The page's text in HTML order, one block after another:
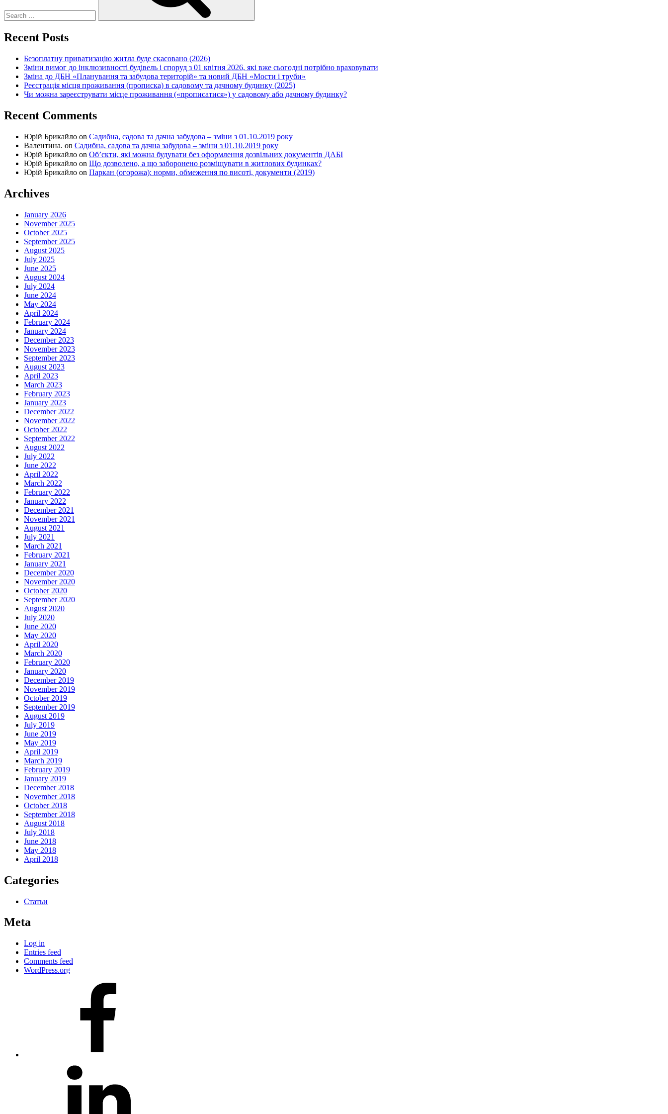
Recent Posts
Безоплатну приватизацію житла буде скасовано (2026)
Зміни вимог до інклюзивності будівель і споруд з 01 квітня 2026, які вже сьогодні потрібно враховувати
Зміна до ДБН «Планування та забудова територій» та новий ДБН «Мости і труби»
Реєстрація місця проживання (прописка) в садовому та дачному будинку (2025)
Чи можна зареєструвати місце проживання («прописатися») у садовому або дачному будинку?
Recent Comments
Юрій Брикайло on Садибна, садова та дачна забудова – зміни з 01.10.2019 року
Валентина. on Садибна, садова та дачна забудова – зміни з 01.10.2019 року
Юрій Брикайло on Об’єкти, які можна будувати без оформлення дозвільних документів ДАБІ
Юрій Брикайло on Що дозволено, а що заборонено розміщувати в житлових будинках?
Юрій Брикайло on Паркан (огорожа): норми, обмеження по висоті, документи (2019)
Archives
January 2026
November 2025
October 2025
September 2025
August 2025
July 2025
June 2025
August 2024
July 2024
June 2024
May 2024
April 2024
February 2024
January 2024
December 2023
November 2023
September 2023
August 2023
April 2023
March 2023
February 2023
January 2023
December 2022
November 2022
October 2022
September 2022
August 2022
July 2022
June 2022
April 2022
March 2022
February 2022
January 2022
December 2021
November 2021
August 2021
July 2021
March 2021
February 2021
January 2021
December 2020
November 2020
October 2020
September 2020
August 2020
July 2020
June 2020
May 2020
April 2020
March 2020
February 2020
January 2020
December 2019
November 2019
October 2019
September 2019
August 2019
July 2019
June 2019
May 2019
April 2019
March 2019
February 2019
January 2019
December 2018
November 2018
October 2018
September 2018
August 2018
July 2018
June 2018
May 2018
April 2018
Categories
Статьи
Meta
Log in
Entries feed
Comments feed
WordPress.org